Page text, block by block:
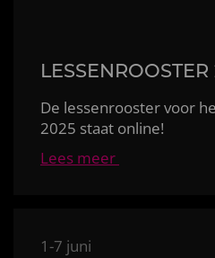
De lessenrooster voor
2025 staat online!
Lees meer
1-7 juni